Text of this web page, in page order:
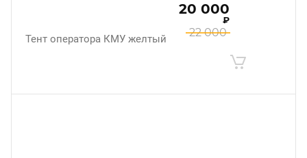
Тент оператора КМУ желтый 22 000
20 000
₽